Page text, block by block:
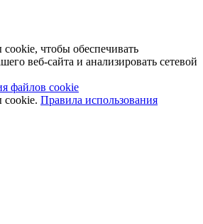
чтобы обеспечивать
веб-сайта и анализировать сетевой
файлов cookie
Правила использования